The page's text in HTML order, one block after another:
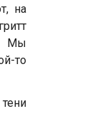
на
Мы
то